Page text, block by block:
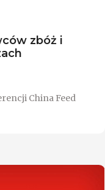
zbóż i
China Feed